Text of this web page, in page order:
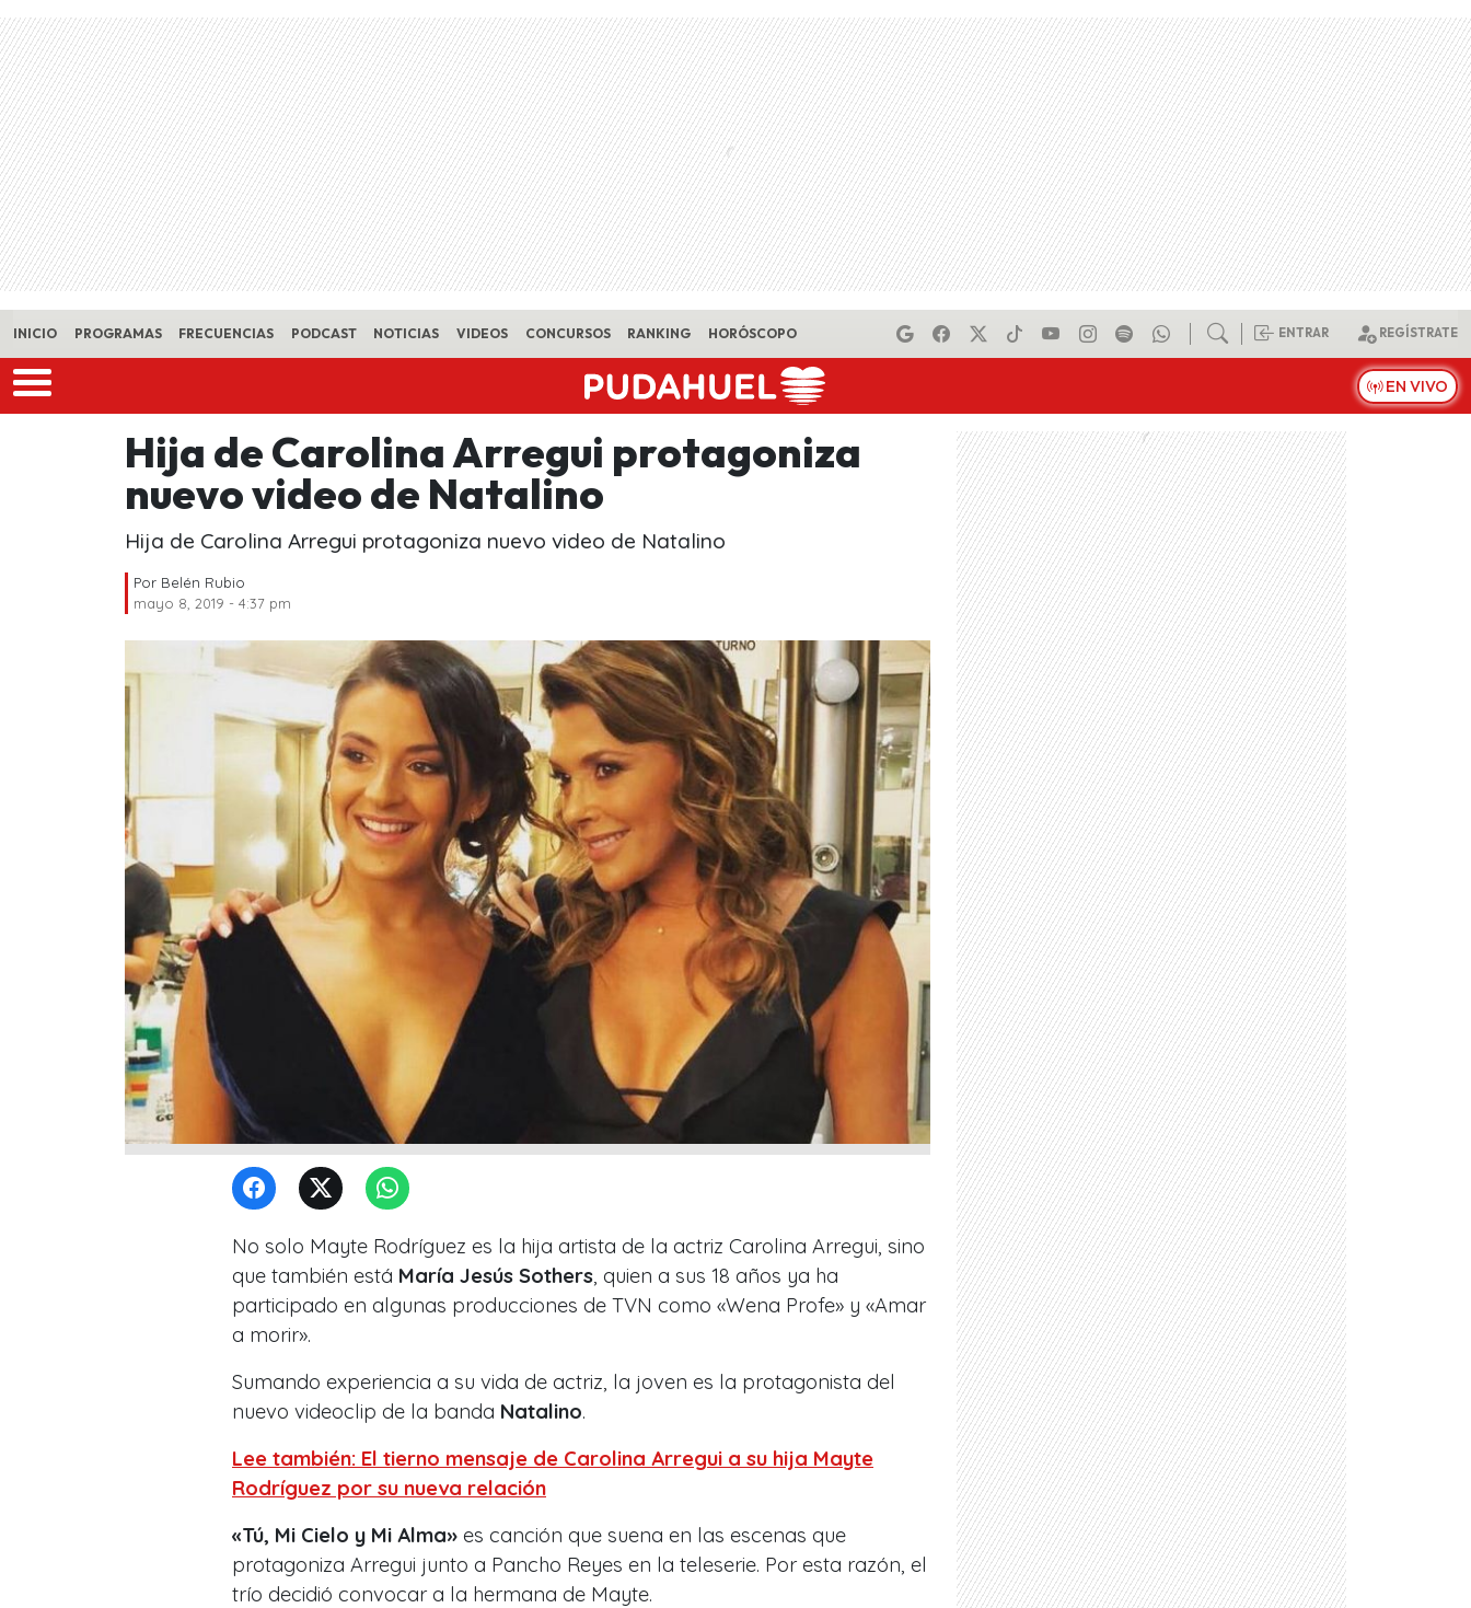
Skip to main content
INICIO PROGRAMAS FRECUENCIAS PODCAST NOTICIAS VIDEOS CONCURSOS RANKING HORÓSCOPO ENTRAR REGÍSTRATE
EN VIVO
Hija de Carolina Arregui protagoniza
nuevo video de Natalino
Hija de Carolina Arregui protagoniza nuevo video de Natalino
Por Belén Rubio
mayo 8, 2019 - 4:37 pm
No solo Mayte Rodríguez es la hija artista de la actriz Carolina Arregui, sino
que también está María Jesús Sothers , quien a sus 18 años ya ha
participado en algunas producciones de TVN como «Wena Profe» y «Amar
a morir».
Sumando experiencia a su vida de actriz, la joven es la protagonista del
nuevo videoclip de la banda Natalino.
Lee también: El tierno mensaje de Carolina Arregui a su hija Mayte
Rodríguez por su nueva relación
«Tú, Mi Cielo y Mi Alma» es canción que suena en las escenas que
protagoniza Arregui junto a Pancho Reyes en la teleserie. Por esta razón, el
trío decidió convocar a la hermana de Mayte.